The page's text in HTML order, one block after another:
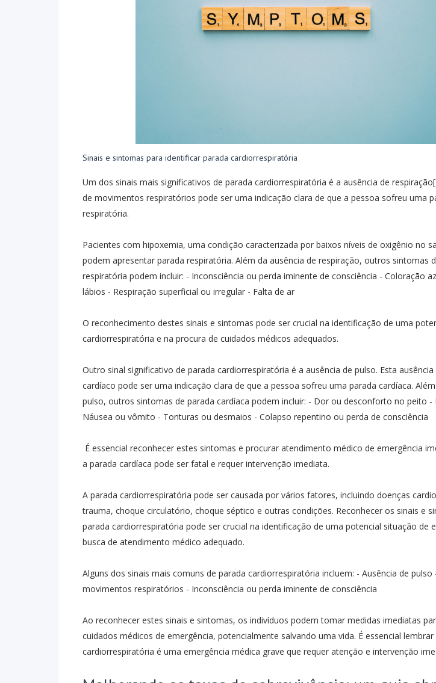
Sinais e sintomas para identificar parada cardiorrespiratória
Um dos sinais mais significativos de parada cardiorrespiratória é a ausência de
de movimentos respiratórios pode ser uma indicação clara de que a pessoa sofreu uma
respiratória.
Pacientes com hipoxemia, uma condição caracterizada por baixos níveis de oxigênio no
podem apresentar parada respiratória. Além da ausência de respiração, outros sintomas
respiratória podem incluir: - Inconsciência ou perda iminente de consciência - Coloração
lábios - Respiração superficial ou irregular - Falta de ar
O reconhecimento destes sinais e sintomas pode ser crucial na identificação de uma
cardiorrespiratória e na procura de cuidados médicos adequados.
Outro sinal significativo de parada cardiorrespiratória é a ausência de pulso. Esta
cardíaco pode ser uma indicação clara de que a pessoa sofreu uma parada cardíaca.
pulso, outros sintomas de parada cardíaca podem incluir: - Dor ou desconforto no peito -
Náusea ou vômito - Tonturas ou desmaios - Colapso repentino ou perda de consciência
É essencial reconhecer estes sintomas e procurar atendimento médico de emergência
a parada cardíaca pode ser fatal e requer intervenção imediata.
A parada cardiorrespiratória pode ser causada por vários fatores, incluindo doenças
trauma, choque circulatório, choque séptico e outras condições. Reconhecer os sinais e
parada cardiorrespiratória pode ser crucial na identificação de uma potencial situação de
busca de atendimento médico adequado.
Alguns dos sinais mais comuns de parada cardiorrespiratória incluem: - Ausência de pulso
movimentos respiratórios - Inconsciência ou perda iminente de consciência
Ao reconhecer estes sinais e sintomas, os indivíduos podem tomar medidas imediatas
cuidados médicos de emergência, potencialmente salvando uma vida. É essencial lembrar
cardiorrespiratória é uma emergência médica grave que requer atenção e intervenção